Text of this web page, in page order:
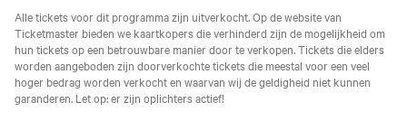
Alle tickets voor dit programma zijn uitverkocht. Op de website van
Ticketmaster bieden we kaartkopers die verhinderd zijn de mogelijkheid om
hun tickets op een betrouwbare manier door te verkopen. Tickets die elders
worden aangeboden zijn doorverkochte tickets die meestal voor een veel
hoger bedrag worden verkocht en waarvan wij de geldigheid niet kunnen
garanderen. Let op: er zijn oplichters actief!